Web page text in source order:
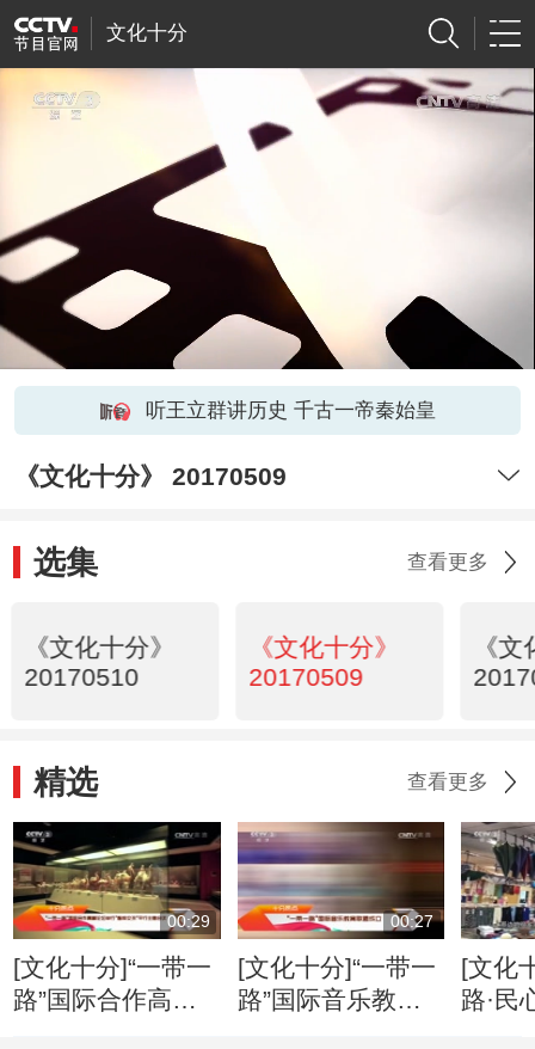
文化十分
听王立群讲历史 千古一帝秦始皇
《文化十分》 20170509
选集 查看更多
《文化十分》
20170510
《文化十分》
20170509
《
精选 查看更多
00:29
[文化十分]“一带一
路”国际合作高峰
00:27
[文化十分]“一带一
路”国际音乐教育
[文化
路·民